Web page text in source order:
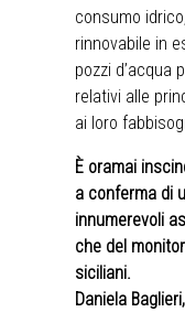
consumo
rinnovabile in
pozzi d’acqua
relativi alle
ai loro
È oramai
a conferma di
innumerevoli
che del
siciliani.
Daniela